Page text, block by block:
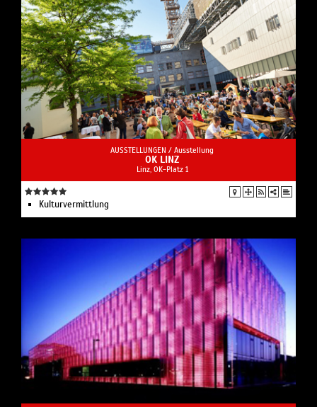
AUSSTELLUNGEN / Ausstellung
OK LINZ
Linz, OK-Platz 1
Kulturvermittlung